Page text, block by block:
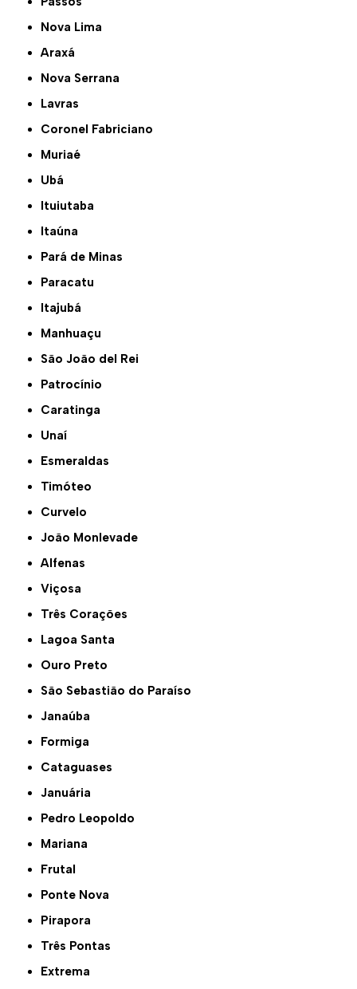
Nova Lima
Araxá
Nova Serrana
Lavras
Coronel Fabriciano
Muriaé
Ubá
Ituiutaba
Itaúna
Pará de Minas
Paracatu
Itajubá
Manhuaçu
São João del Rei
Patrocínio
Caratinga
Unaí
Esmeraldas
Timóteo
Curvelo
João Monlevade
Alfenas
Viçosa
Três Corações
Lagoa Santa
Ouro Preto
São Sebastião do Paraíso
Janaúba
Formiga
Cataguases
Januária
Pedro Leopoldo
Mariana
Frutal
Ponte Nova
Pirapora
Três Pontas
Extrema